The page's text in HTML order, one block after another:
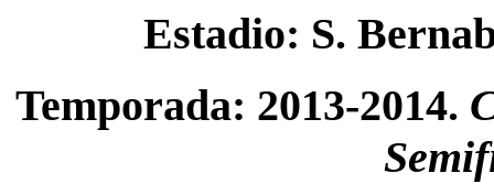
Estadio: S.
Temporada: 2013-2014.